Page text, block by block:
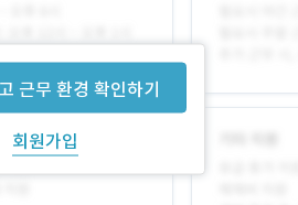
근무 환경 확인하기
회원가입